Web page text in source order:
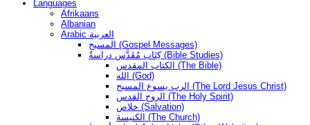
Languages
Afrikaans
Albanian
Arabic العربية
المسيح (Gospel Messages)
كِتَاب مُقَدَّس دراسةُ (Bible Studies)
الكتاب المقدس (The Bible)
الله (God)
الرب يسوع المسيح (The Lord Jesus Christ)
الروح القدس (The Holy Spirit)
خلاص (Salvation)
الكنيسة (The Church)